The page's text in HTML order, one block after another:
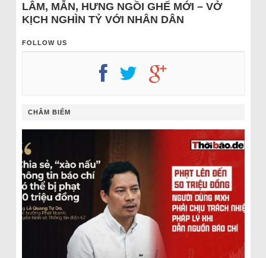
LÂM, MẪN, HƯNG NGỒI GHẾ MỚI – VỞ
KỊCH NGHÌN TỶ VỚI NHÂN DÂN
FOLLOW US
CHÂM BIẾM